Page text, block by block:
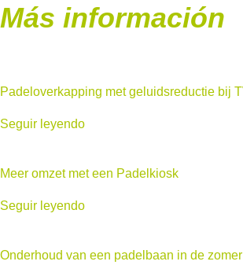
Más información
Padeloverkapping met geluidsreductie bij
Seguir leyendo
Meer omzet met een Padelkiosk
Seguir leyendo
Onderhoud van een padelbaan in de zomer